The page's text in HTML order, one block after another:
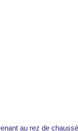
au rez de